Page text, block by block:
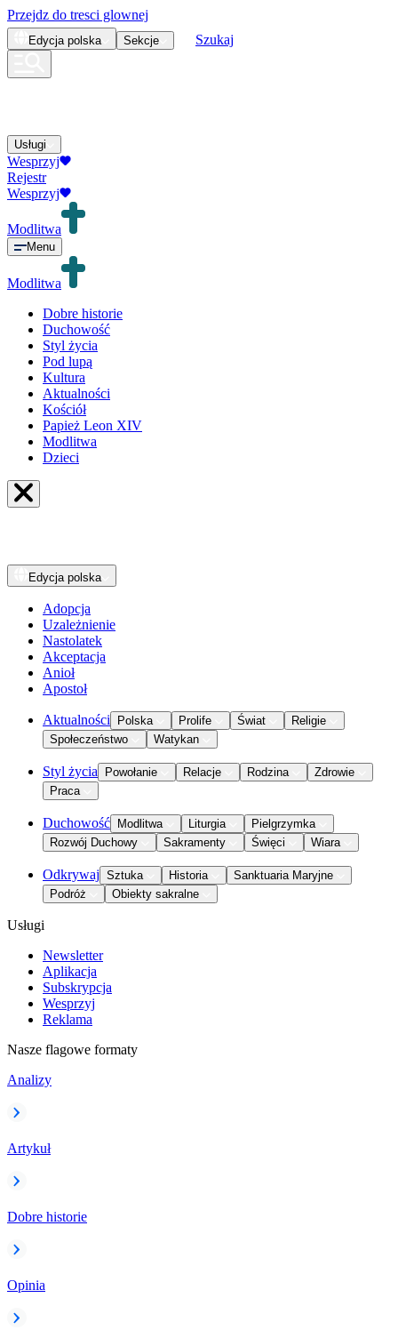
Przejdz do tresci glownej
Edycja polska Sekcje Szukaj
Usługi
Wesprzyj
Rejestr
Wesprzyj
Modlitwa
Menu
Modlitwa
Dobre historie
Duchowość
Styl życia
Pod lupą
Kultura
Aktualności
Kościół
Papież Leon XIV
Modlitwa
Dzieci
Edycja polska
Adopcja
Uzależnienie
Nastolatek
Akceptacja
Anioł
Apostoł
Aktualności Polska Prolife Świat
Religie
Społeczeństwo
Watykan
Styl życia Powołanie Relacje Rodzina
Zdrowie
Praca
Duchowość Modlitwa Liturgia
Pielgrzymka
Rozwój Duchowy
Sakramenty Święci Wiara
Odkrywaj Sztuka Historia
Sanktuaria Maryjne
Podróż
Obiekty sakralne
Usługi
Newsletter
Aplikacja
Subskrypcja
Wesprzyj
Reklama
Nasze flagowe formaty
Analizy
Artykuł
Dobre historie
Opinia